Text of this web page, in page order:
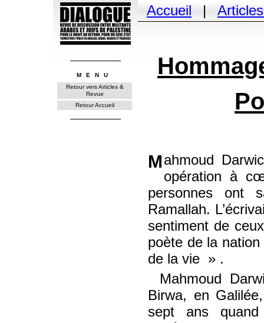
MENU
Retour vers Articles &
Revue
Retour Accueil
Accueil |
Mahmoud Darwich est mort le 9 août , peu après une
opération à
personnes ont
Ramallah.
sentiment de
poète de la
de la vie
.
Mahmoud
Birwa, en
sept ans